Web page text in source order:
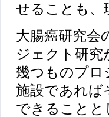
せることも、
大腸癌研究会
ジェクト研究
幾つものプロ
施設であれば
できることと